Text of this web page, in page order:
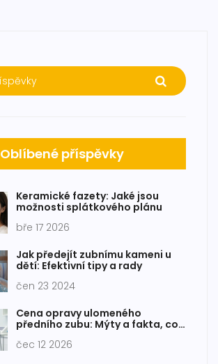
Oblíbené příspěvky
Keramické fazety: Jaké jsou
možnosti splátkového plánu
bře 17 2026
Jak předejít zubnímu kameni u
dětí: Efektivní tipy a rady
čen 23 2024
Cena opravy ulomeného
předního zubu: Mýty a fakta, co
čec 12 2026